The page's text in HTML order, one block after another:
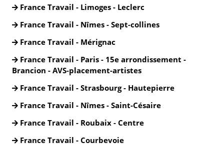
France Travail - Limoges - Leclerc
France Travail - Nîmes - Sept-collines
France Travail - Mérignac
France Travail - Paris - 15e arrondissement -
Brancion - AVS-placement-artistes
France Travail - Strasbourg - Hautepierre
France Travail - Nîmes - Saint-Césaire
France Travail - Roubaix - Centre
France Travail - Courbevoie